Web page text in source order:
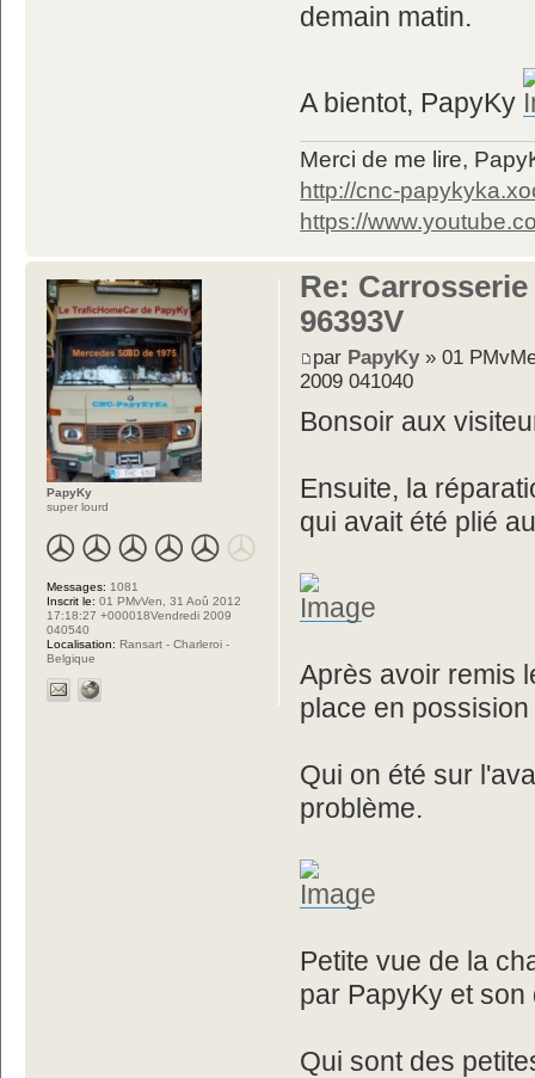
demain matin.
A bientot, PapyKy
Merci de me lire,
http://cnc-
https://
Re:
96393V
par PapyKy» 01
2009 041040
Bonsoir aux
Ensuite, la
qui avait été plié
Après avoir remis
place en
Qui on été sur
problème.
Petite vue de la
par PapyKy et
Qui sont des
PapyKy
super lourd
Messages: 1081
Inscrit le: 01 PMvVen, 31 Aoû 2012
17:18:27 +000018Vendredi 2009
040540
Localisation: Ransart - Charleroi -
Belgique